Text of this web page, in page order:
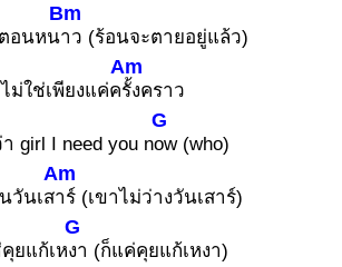
อนหน
Bm
าว (ร้อนจะตายอยู่แล้ว)
ไม่ใช่เพียงแค่ค
Am
รั้งคราว
girl I need you n
G
ow (who)
วันเส
Am
าร์ (เขาไม่ว่างวันเสาร์)
ยแก้เห
G
งา (ก็แค่คุยแก้เหงา)